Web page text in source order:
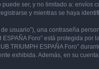
ser, y no limitado a: envíos
y mientras se haya
usuario”), una contraseña
Foro” está protegida
TRIUMPH ESPAÑA Foro”
exhibida. Además, en su